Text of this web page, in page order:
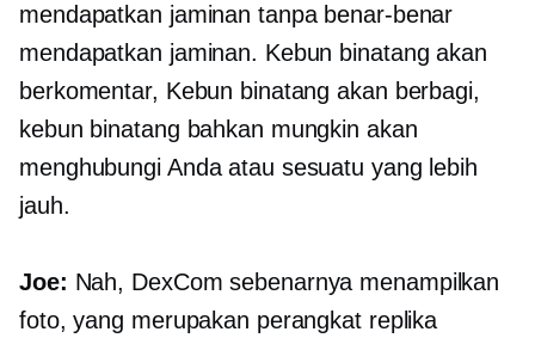
mendapatkan jaminan tanpa benar-benar
mendapatkan jaminan. Kebun binatang akan
berkomentar, Kebun binatang akan berbagi,
kebun binatang bahkan mungkin akan
menghubungi Anda atau sesuatu yang lebih
jauh.
Joe: Nah, DexCom sebenarnya menampilkan
foto, yang merupakan perangkat replika